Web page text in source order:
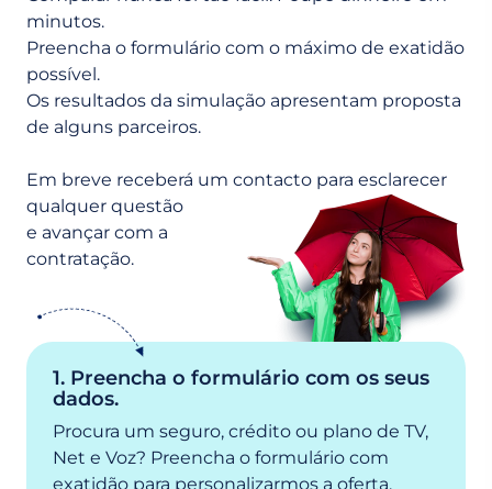
minutos.
Preencha o formulário com o máximo de exatidão
possível.
Os resultados da simulação apresentam proposta
de alguns parceiros.
Em breve receberá um contacto para esclarecer
qualquer questão
e avançar com a
contratação.
1. Preencha o formulário com os seus
dados.
Procura um seguro, crédito ou plano de TV,
Net e Voz? Preencha o formulário com
exatidão para personalizarmos a oferta.